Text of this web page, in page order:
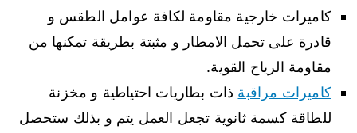
كاميرات خارجية مقاومة لكافة عوامل الطقس و
قادرة على تحمل الامطار و مثبتة بطريقة تمكنها من
مقاومة الرياح القوية.
كاميرات مراقبة ذات بطاريات احتياطية و مخزنة
للطاقة كسمة ثانوية تجعل العمل يتم و بذلك ستحصل